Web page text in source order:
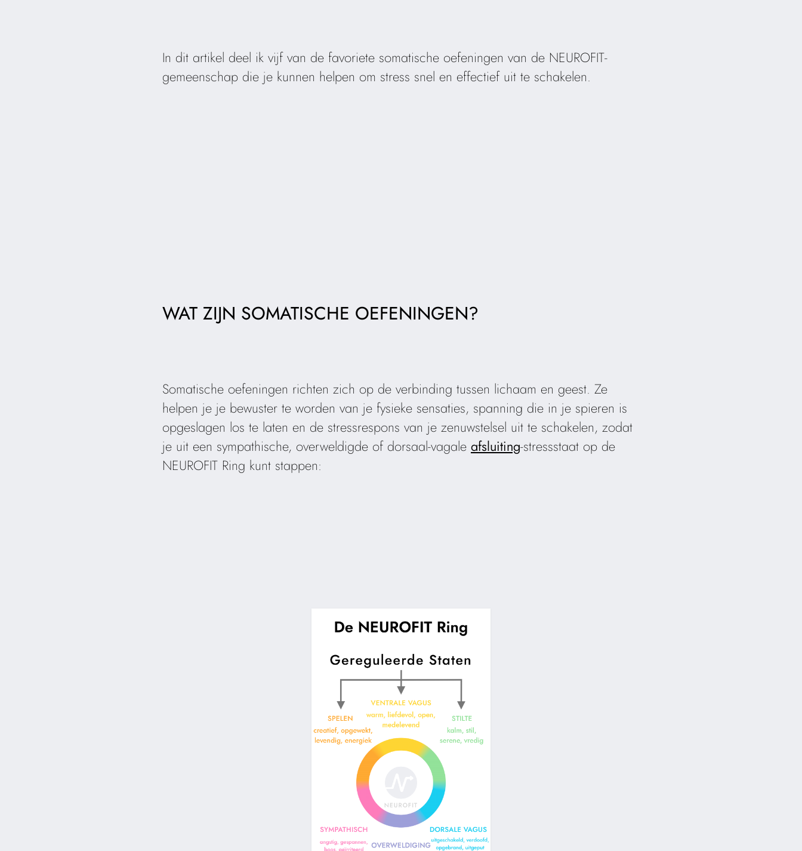
In dit artikel deel ik vijf van de favoriete somatische oefeningen van de NEUROFIT-
gemeenschap die je kunnen helpen om stress snel en effectief uit te schakelen.
WAT ZIJN SOMATISCHE OEFENINGEN?
Somatische oefeningen richten zich op de verbinding tussen lichaam en geest. Ze
helpen je je bewuster te worden van je fysieke sensaties, spanning die in je spieren is
opgeslagen los te laten en de stressrespons van je zenuwstelsel uit te schakelen, zodat
je uit een sympathische, overweldigde of dorsaal-vagale afsluiting-stressstaat op de
NEUROFIT Ring kunt stappen: